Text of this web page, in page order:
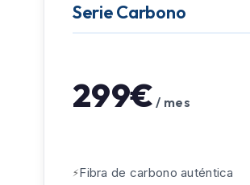
Serie Carbono
299€ / mes
Fibra de carbono auténtica